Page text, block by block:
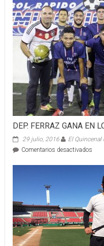
a
DEP. FERRAZ GANA EN
29 julio, 2016
El Quincenal
Comentarios desactivadosen
LOS